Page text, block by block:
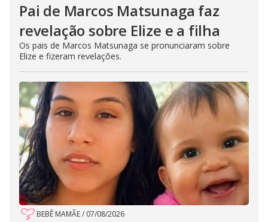
Pai de Marcos Matsunaga faz
revelação sobre Elize e a filha
Os pais de Marcos Matsunaga se pronunciaram sobre
Elize e fizeram revelações.
BEBÊ MAMÃE/ 07/08/2026